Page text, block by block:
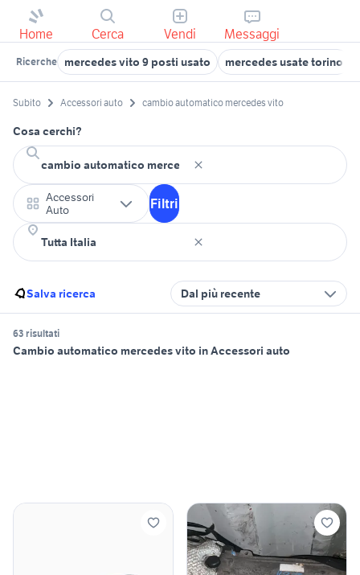
Home Cerca Vendi Messaggi
Ricerche mercedes vito 9 posti usato mercedes usate torino
Subito Accessori auto cambio automatico mercedes vito
Cosa cerchi?
Accessori
Auto
Filtri
Salva ricerca Dal più recente
63 risultati
Cambio automatico mercedes vito in Accessori auto